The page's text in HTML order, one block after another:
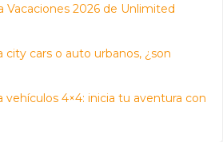
Vacaciones 2026 de Unlimited
city cars o auto urbanos, ¿son
vehículos 4×4: inicia tu aventura con